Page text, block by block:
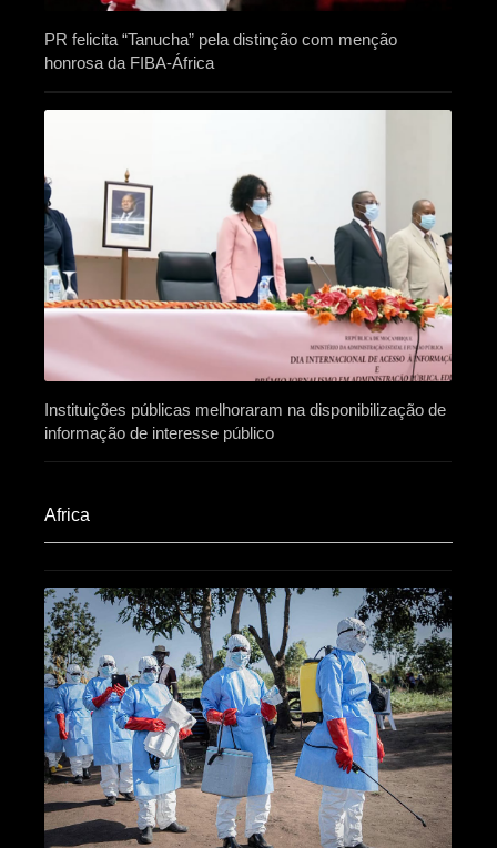
PR felicita “Tanucha” pela distinção com menção
honrosa da FIBA-África
Instituições públicas melhoraram na disponibilização de
informação de interesse público
Africa​